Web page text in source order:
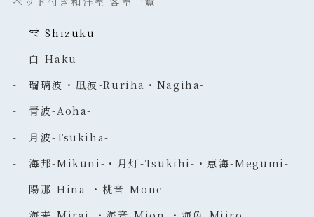
- 雫-Shizuku-
- 白-Haku-
- 瑠璃波・凪波-Ruriha・Nagiha-
- 青波-Aoha-
- 月波-Tsukiha-
- 海邦-Mikuni-・月灯-Tsukihi-・恵海-Megumi-
- 陽那-Hina-・桃音-Mone-